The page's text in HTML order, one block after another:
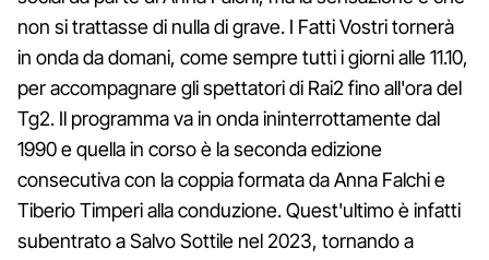
non si trattasse di nulla di grave. I Fatti Vostri tornerà
in onda da domani, come sempre tutti i giorni alle 11.10,
per accompagnare gli spettatori di Rai2 fino all'ora del
Tg2. Il programma va in onda ininterrottamente dal
1990 e quella in corso è la seconda edizione
consecutiva con la coppia formata da Anna Falchi e
Tiberio Timperi alla conduzione. Quest'ultimo è infatti
subentrato a Salvo Sottile nel 2023, tornando a